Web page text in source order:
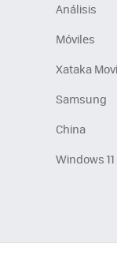
Análisis
Móviles
Xataka
Samsung
China
Windows 11